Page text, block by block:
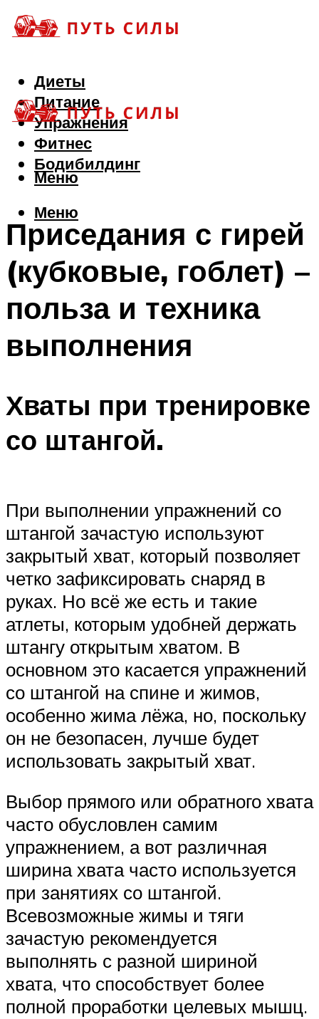
Диеты
Питание
Упражнения
Фитнес
Бодибилдинг
Меню
Меню
Приседания с гирей
(кубковые, гоблет) –
польза и техника
выполнения
Хваты при тренировке
со штангой.
При выполнении упражнений со
штангой зачастую используют
закрытый хват, который позволяет
четко зафиксировать снаряд в
руках. Но всё же есть и такие
атлеты, которым удобней держать
штангу открытым хватом. В
основном это касается упражнений
со штангой на спине и жимов,
особенно жима лёжа, но, поскольку
он не безопасен, лучше будет
использовать закрытый хват.
Выбор прямого или обратного хвата
часто обусловлен самим
упражнением, а вот различная
ширина хвата часто используется
при занятиях со штангой.
Всевозможные жимы и тяги
зачастую рекомендуется
выполнять с разной шириной
хвата, что способствует более
полной проработки целевых мышц.